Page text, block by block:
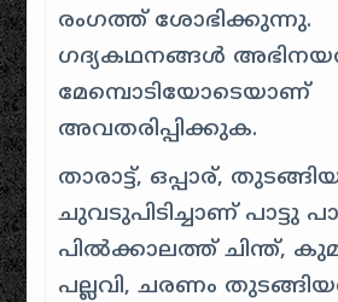
രംഗത്ത് ശോഭിക്കുന്നു.
ഗദ്യകഥനങ്ങൾ
മേമ്പൊടിയോടെയാണ്‌
അവതരിപ്പിക്കുക.
താരാട്ട്, ഒപ്പാര്‌,
ചുവടുപിടിച്ചാണ്‌ പാട്ടു
പിൽക്കാലത്ത് ചിന്ത്,
പല്ലവി, ചരണം